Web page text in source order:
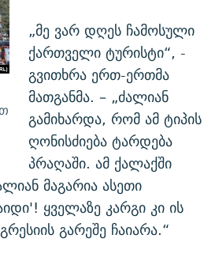
„მე ვარ დღეს ჩამოსული
ქართველი ტურისტი“, -
გვითხრა ერთ-ერთმა
მათგანმა. – „ძალიან
გამიხარდა, რომ ამ ტიპის
ღონისძიება ტარდება
პრაღაში. ამ ქალაქში
მაგარია ასეთი
ყველაზე კარგი კი ის
გარეშე ჩაიარა.“